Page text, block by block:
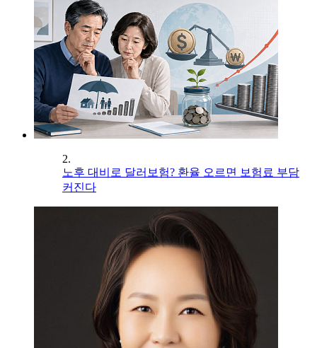
2.
노후 대비로 달러보험? 환율 오르면 보험료 부담
커진다